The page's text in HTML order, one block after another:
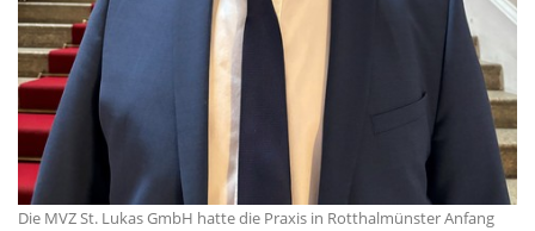
Die MVZ St. Lukas GmbH hatte die Praxis in Rotthalmünster Anfang